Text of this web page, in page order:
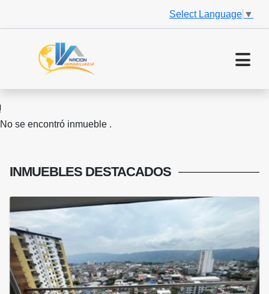
Select Language ▼
No se encontró inmueble .
INMUEBLES DESTACADOS